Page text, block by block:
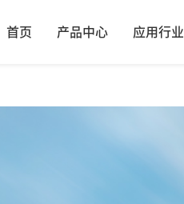
首页 产品中心 应用行业